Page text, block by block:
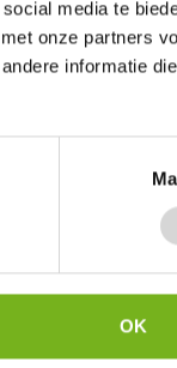
media te
onze partners
informatie
OK
Ontvang